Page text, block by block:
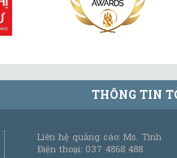
THÔNG TIN
Liên hệ quảng cáo: Ms. Tình
Điện thoại: 037 4868 488